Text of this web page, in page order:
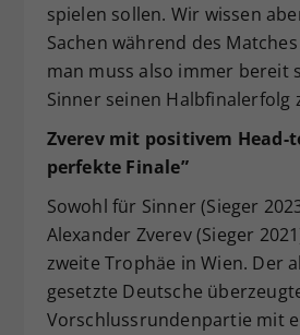
spielen sollen. Wir wissen
Sachen während des
man muss also immer bereit
Sinner seinen Halbfinalerfolg
Zverev mit positivem Head-
perfekte Finale”
Sowohl für Sinner (Sieger
Alexander Zverev (Sieger
zweite Trophäe in Wien. Der
gesetzte Deutsche
Vorschlussrundenpartie mit